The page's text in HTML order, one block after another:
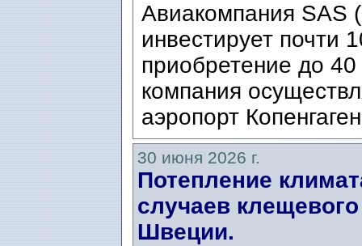
Авиакомпания SAS
инвестирует почти
приобретение до
компания
аэропорт
30 июня 2026 г.
Потепление
случаев
Швеции.